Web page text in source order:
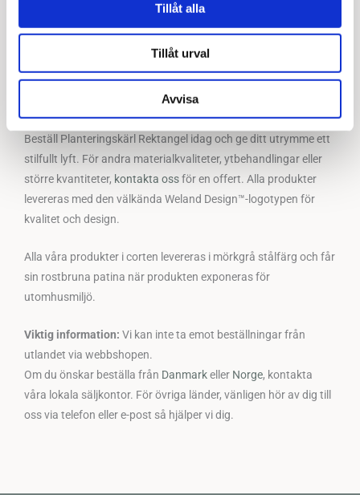
Tillåt alla
Tillåt urval
Avvisa
passar våra kruka perfekt i alla typer av utomhusmiljöer. Välj
Planteringskärl Rektangel från Weland Design™ för att skapa
en trivsam och grön atmosfär i din miljö.
Beställ Planteringskärl Rektangel idag och ge ditt utrymme ett
stilfullt lyft. För andra materialkvaliteter, ytbehandlingar eller
större kvantiteter, kontakta ossför en offert. Alla produkter
levereras med den välkända Weland Design™-logotypen för
kvalitet och design.
Alla våra produkter i corten levereras i mörkgrå stålfärg och får
sin rostbruna patina när produkten exponeras för
utomhusmiljö.
Viktig information: Vi kan inte ta emot beställningar från
utlandet via webbshopen.
Om du önskar beställa från Danmarkeller Norge, kontakta
våra lokala säljkontor. För övriga länder, vänligen hör av dig till
oss via telefon eller e-post så hjälper vi dig.